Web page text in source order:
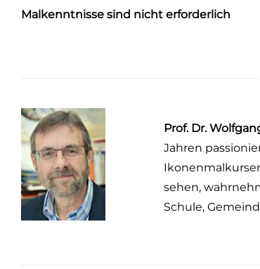
Malkenntnisse sind nicht erforderlich
Prof. Dr.
Jahren
sehen,
Schule,